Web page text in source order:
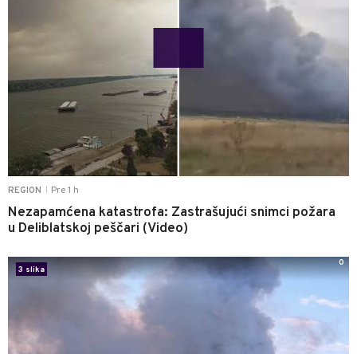
REGION Pre 1 h
Nezapamćena katastrofa: Zastrašujući snimci požara
u Deliblatskoj peščari (Video)
3 slika
0